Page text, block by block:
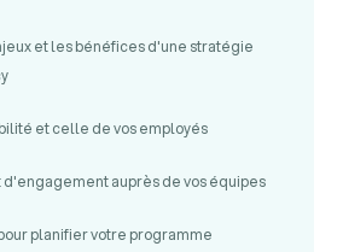
et les bénéfices d'une stratégie
et celle de vos employés
auprès de vos équipes
planifier votre programme